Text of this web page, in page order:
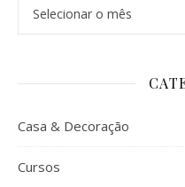
Casa & Decoração
Cursos